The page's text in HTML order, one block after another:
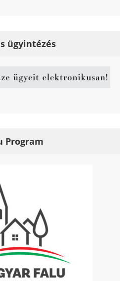
ügyintézés
Program